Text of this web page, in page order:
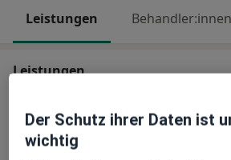
Leistungen Behandler:innen
Leistungen
Akupunktur
Der Schutz ihrer Daten ist
wichtig